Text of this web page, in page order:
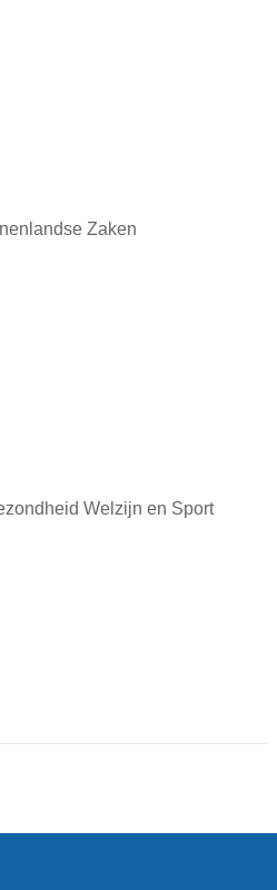
Zaken
Welzijn en Sport